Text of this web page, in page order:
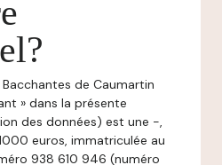
Bacchantes de Caumartin
» dans la présente
des données) est une -,
euros, immatriculée au
938 610 946 (numéro